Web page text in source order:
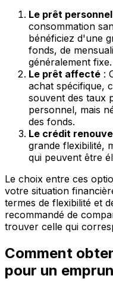
Le prêt personnel
consommation
bénéficiez d'une
fonds, de
généralement fixe.
Le prêt affecté :
achat spécifique,
souvent des taux
personnel, mais
des fonds.
Le crédit
grande flexibilité,
qui peuvent être
Le choix entre ces
votre situation
termes de flexibilité et
recommandé de
trouver celle qui
Comment
pour un